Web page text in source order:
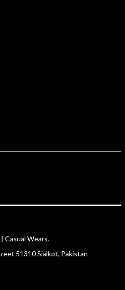
Casual Wears.
51310 Sialkot, Pakistan